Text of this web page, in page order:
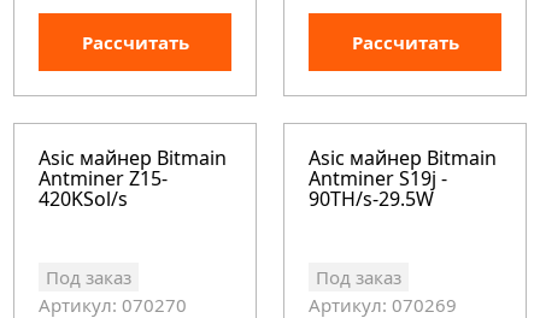
Рассчитать Рассчитать
Asic майнер Bitmain
Antminer Z15-
420KSol/s
Под заказ
Артикул: 070270
Asic майнер Bitmain
Antminer S19j -
90TH/s-29.5W
Под заказ
Артикул: 070269